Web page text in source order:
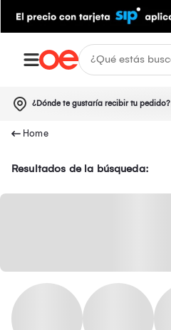
¿Dónde te gustaría recibir tu pedido?
Resultados de la búsqueda: